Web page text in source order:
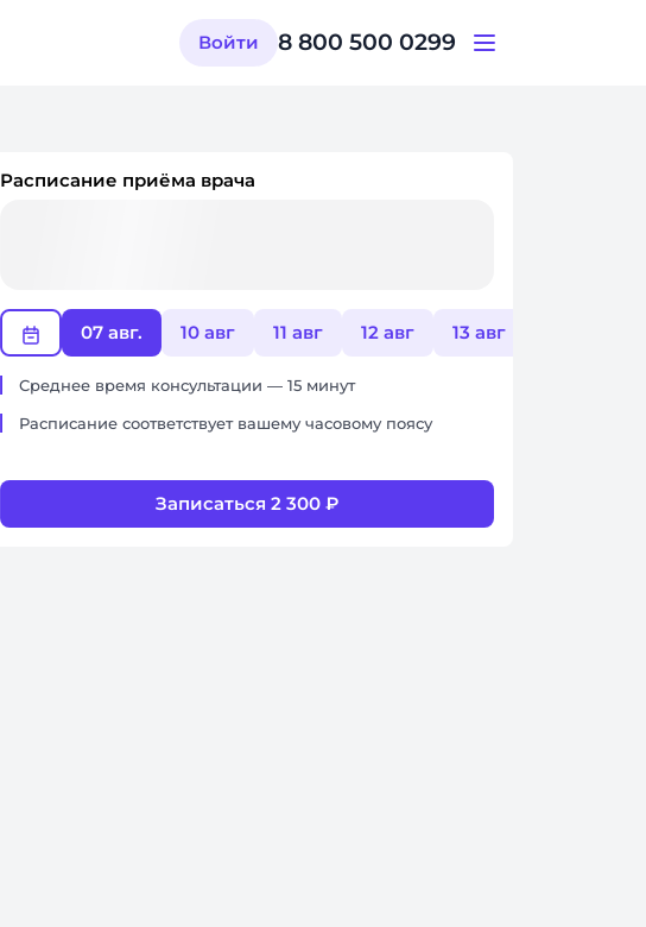
Войти 8 800 500 0299
Расписание приёма врача
07 авг. 10 авг 11 авг 12 авг 13 авг
Среднее время консультации — 15 минут
Расписание соответствует вашему часовому поясу
Записаться 2 300 ₽